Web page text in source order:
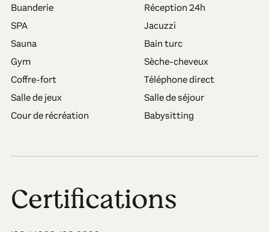
Buanderie
Réception 24h
SPA
Jacuzzi
Sauna
Bain turc
Gym
Sèche-cheveux
Coffre-fort
Téléphone direct
Salle de jeux
Salle de séjour
Cour de récréation
Babysitting
Certifications